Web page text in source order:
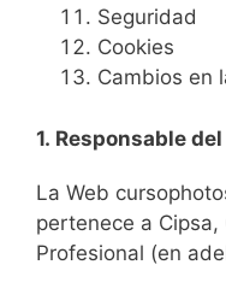
Seguridad
Cookies
Cambios en
1. Responsable
La Web
pertenece a
Profesional (en